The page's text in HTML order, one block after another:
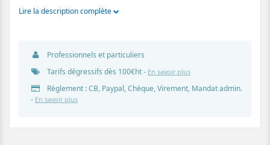
Lire la description complète
Professionnels et particuliers
Tarifs dégressifs dès 100€ht - En savoir plus
Règlement : CB, Paypal, Chèque, Virement, Mandat admin.
- En savoir plus